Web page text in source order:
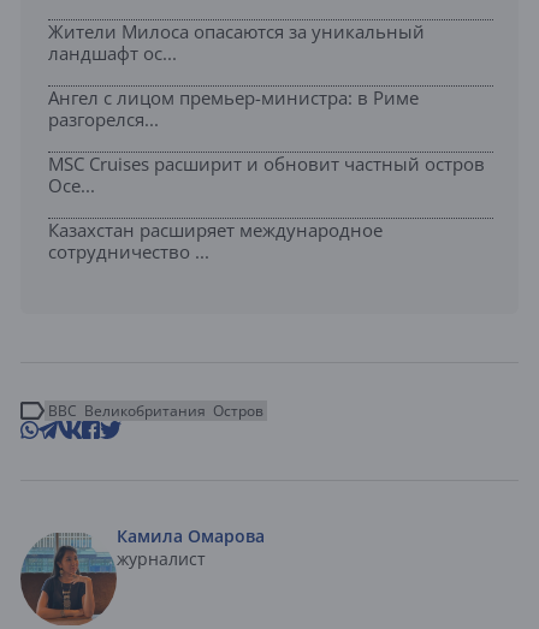
Жители Милоса опасаются за уникальный
ландшафт ос...
Ангел с лицом премьер-министра: в Риме
разгорелся...
MSC Cruises расширит и обновит частный остров
Oce...
Казахстан расширяет международное
сотрудничество ...
BBC Великобритания Остров
Камила Омарова
журналист